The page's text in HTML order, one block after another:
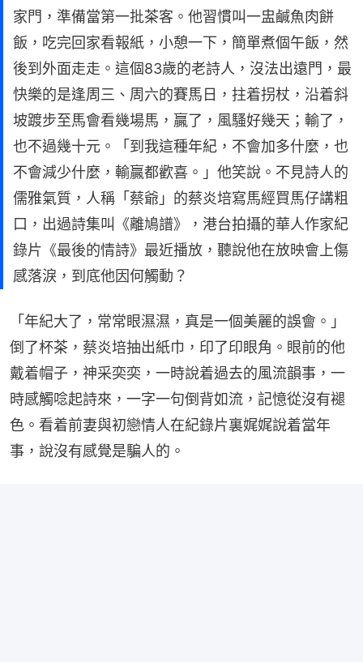
家門，準備當第一批茶客。他習慣叫一盅鹹魚肉餅
飯，吃完回家看報紙，小憩一下，簡單煮個午飯，然
後到外面走走。這個83歲的老詩人，沒法出遠門，最
快樂的是逢周三、周六的賽馬日，拄着拐杖，沿着斜
坡踱步至馬會看幾場馬，贏了，風騷好幾天；輸了，
也不過幾十元。「到我這種年紀，不會加多什麼，也
不會減少什麼，輸贏都歡喜。」他笑說。不見詩人的
儒雅氣質，人稱「蔡爺」的蔡炎培寫馬經買馬仔講粗
口，出過詩集叫《離鳩譜》，港台拍攝的華人作家紀
錄片《最後的情詩》最近播放，聽說他在放映會上傷
感落淚，到底他因何觸動？
「年紀大了，常常眼濕濕，真是一個美麗的誤會。」
倒了杯茶，蔡炎培抽出紙巾，印了印眼角。眼前的他
戴着帽子，神采奕奕，一時說着過去的風流韻事，一
時感觸唸起詩來，一字一句倒背如流，記憶從沒有褪
色。看着前妻與初戀情人在紀錄片裏娓娓說着當年
事，說沒有感覺是騙人的。